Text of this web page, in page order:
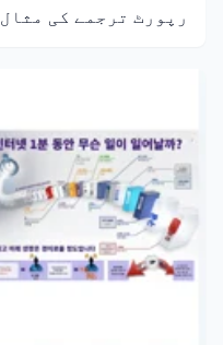
رپورٹ ترجمے کی مثال